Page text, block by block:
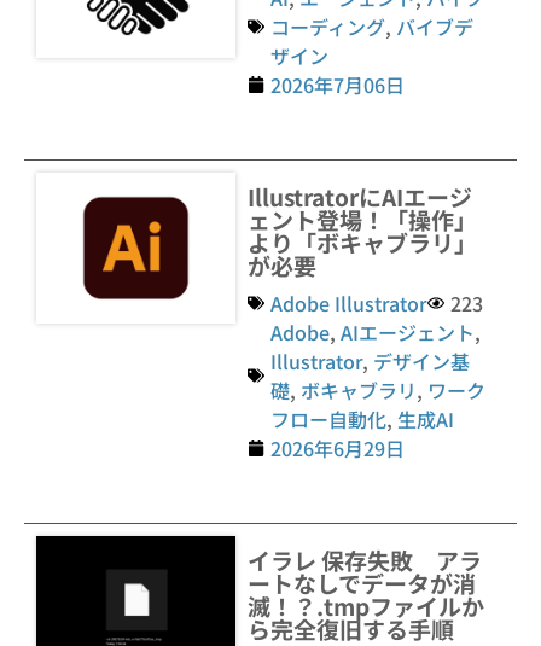
コーディング, バイブデ
ザイン
2026年7月06日
IllustratorにAIエージ
ェント登場！「操作」
より「ボキャブラリ」
が必要
Adobe Illustrator
223
Adobe,AIエージェント,
Illustrator, デザイン基
礎, ボキャブラリ, ワーク
フロー自動化, 生成AI
2026年6月29日
イラレ 保存失敗 アラ
ートなしでデータが消
滅！？.tmpファイルか
ら完全復旧する手順